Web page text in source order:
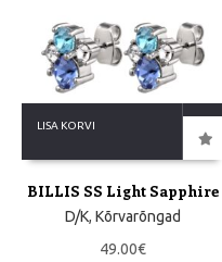
LISA KORVI
BILLIS SS Light Sapphire
D/K,Kõrvarõngad
49.00€